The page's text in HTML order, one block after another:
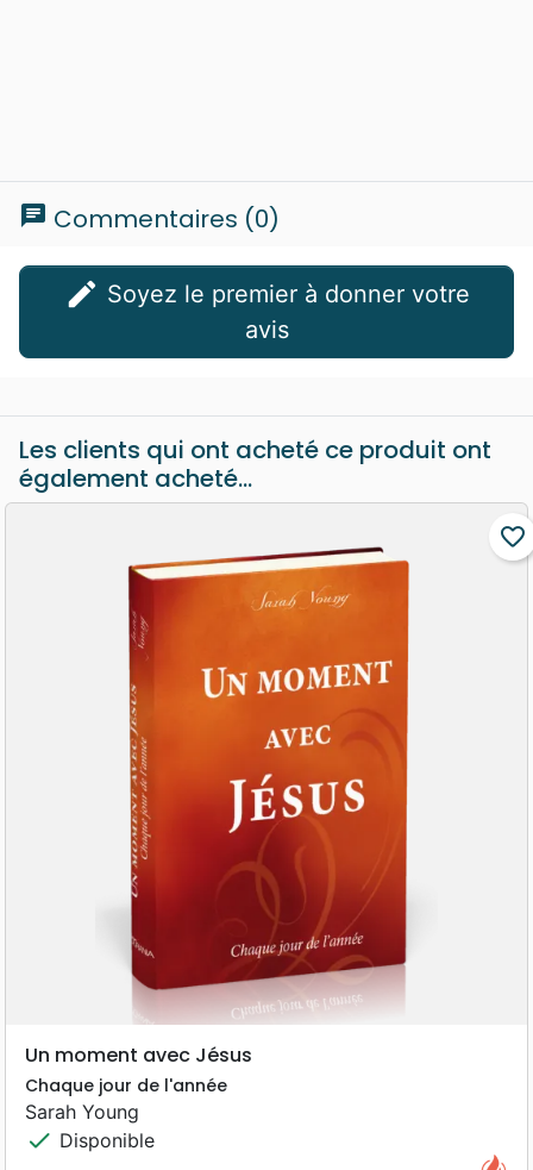
chat Commentaires (0)
edit
avis
Les clients qui ont acheté ce produit ont
également acheté...
favorite_border
Un moment avec Jésus
Chaque jour de l'année
Sarah Young
check Disponible